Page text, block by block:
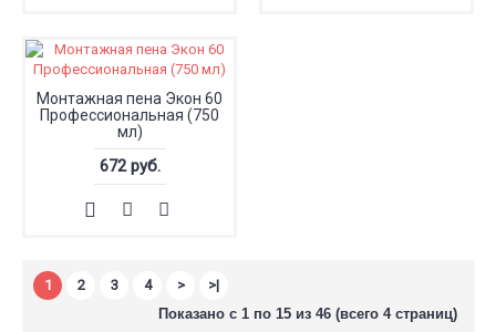
Монтажная пена Экон 60
Профессиональная (750
мл)
672 руб.
1 2 3 4 >
>|
Показано с 1 по 15 из 46 (всего 4 страниц)